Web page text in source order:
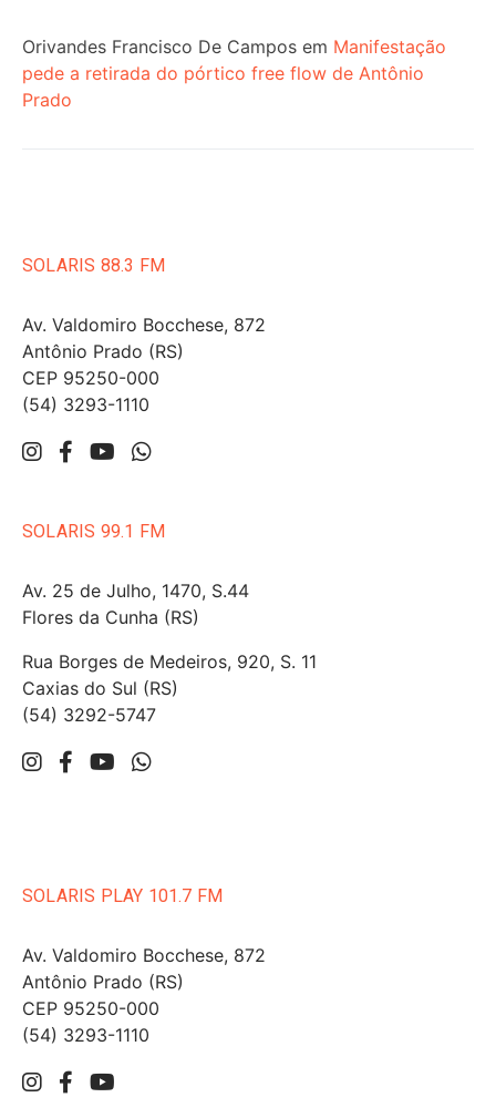
Orivandes Francisco De Campos em Manifestação
pede a retirada do pórtico free flow de Antônio
Prado
SOLARIS 88.3 FM
Av. Valdomiro Bocchese, 872
Antônio Prado (RS)
CEP 95250-000
(54) 3293-1110
SOLARIS 99.1 FM
Av. 25 de Julho, 1470, S.44
Flores da Cunha (RS)
Rua Borges de Medeiros, 920, S. 11
Caxias do Sul (RS)
(54) 3292-5747
SOLARIS PLAY 101.7 FM
Av. Valdomiro Bocchese, 872
Antônio Prado (RS)
CEP 95250-000
(54) 3293-1110